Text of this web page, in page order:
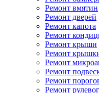
Ремонт вмятин
Ремонт дверей
Ремонт капота
Ремонт
Ремонт крыши
Ремонт
Ремонт
Ремонт
Ремонт
Ремонт